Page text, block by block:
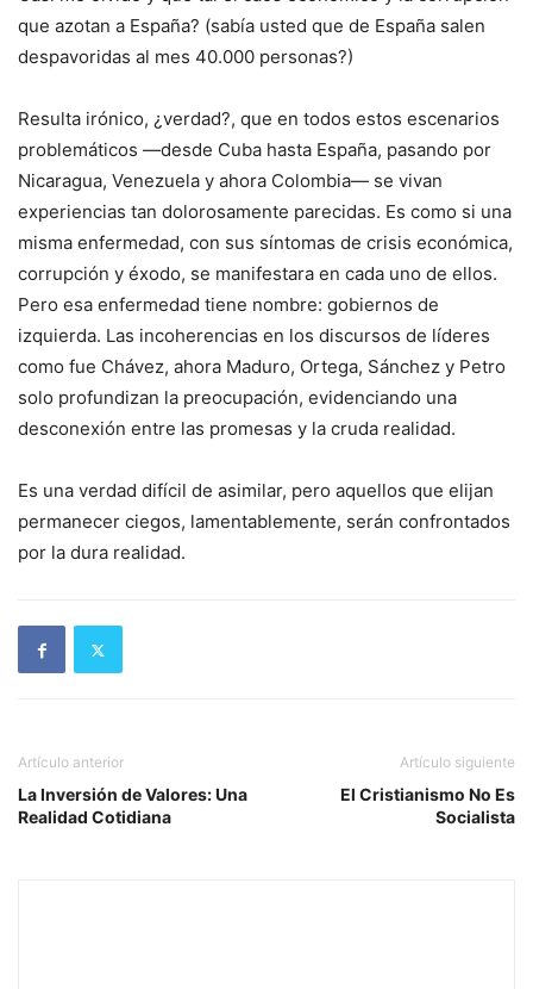
que azotan a España? (sabía usted que de España salen
despavoridas al mes 40.000 personas?)
Resulta irónico, ¿verdad?, que en todos estos escenarios
problemáticos —desde Cuba hasta España, pasando por
Nicaragua, Venezuela y ahora Colombia— se vivan
experiencias tan dolorosamente parecidas. Es como si una
misma enfermedad, con sus síntomas de crisis económica,
corrupción y éxodo, se manifestara en cada uno de ellos.
Pero esa enfermedad tiene nombre: gobiernos de
izquierda. Las incoherencias en los discursos de líderes
como fue Chávez, ahora Maduro, Ortega, Sánchez y Petro
solo profundizan la preocupación, evidenciando una
desconexión entre las promesas y la cruda realidad.
Es una verdad difícil de asimilar, pero aquellos que elijan
permanecer ciegos, lamentablemente, serán confrontados
por la dura realidad.
Artículo anterior
La Inversión de Valores: Una
Realidad Cotidiana
Artículo siguiente
El Cristianismo No Es
Socialista